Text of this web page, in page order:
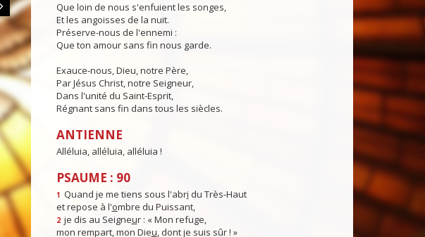
Que loin de nous s'enfuient les songes,
Et les angoisses de la nuit.
Préserve-nous de l'ennemi :
Que ton amour sans fin nous garde.
Exauce-nous, Dieu, notre Père,
Par Jésus Christ, notre Seigneur,
Dans l'unité du Saint-Esprit,
Régnant sans fin dans tous les siècles.
ANTIENNE
Alléluia, alléluia, alléluia !
PSAUME : 90
1 Quand je me tiens sous l'abri du Très-Haut
et repose à l'ombre du Puissant,
2 je dis au Seigneur : « Mon refuge,
mon rempart, mon Dieu, dont je suis sûr ! »